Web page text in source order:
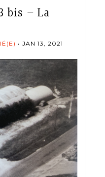
bis – La
JAN 13, 2021